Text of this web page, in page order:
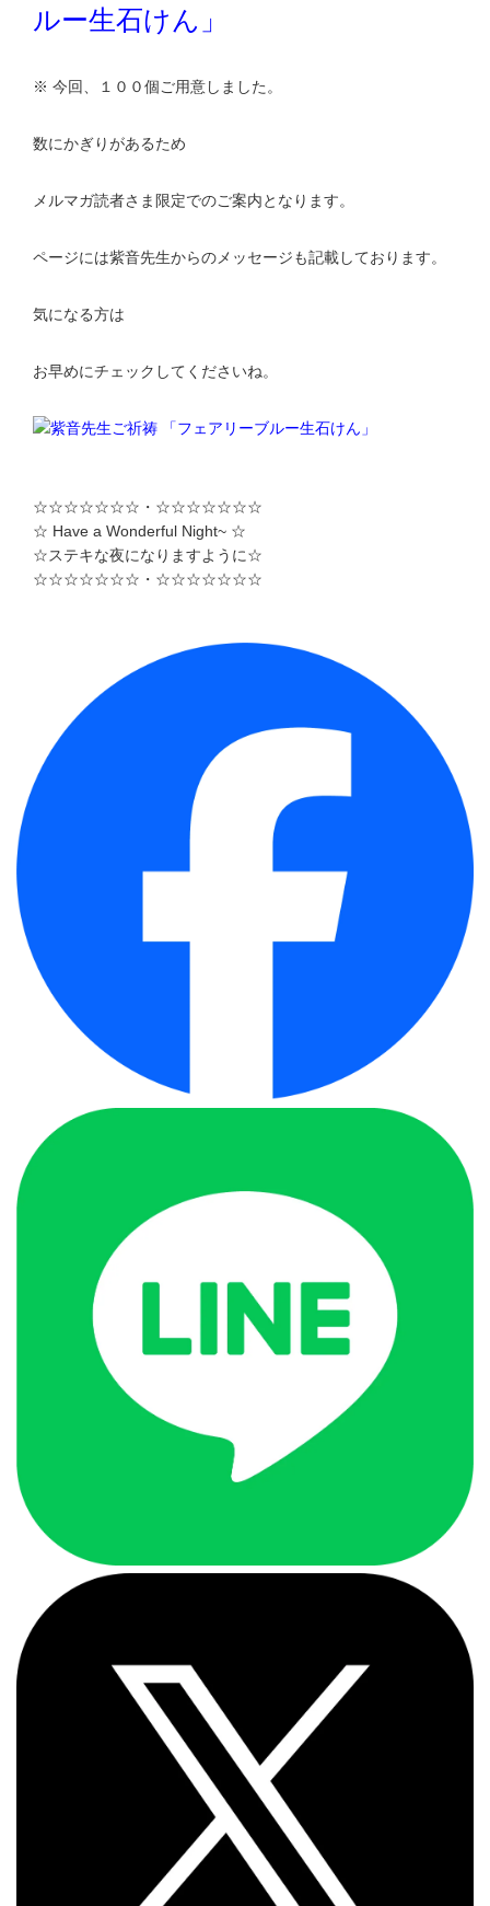
ルー生石けん」
※ 今回、１００個ご用意しました。
数にかぎりがあるため
メルマガ読者さま限定でのご案内となります。
ページには紫音先生からのメッセージも記載しております。
気になる方は
お早めにチェックしてくださいね。
☆☆☆☆☆☆☆・☆☆☆☆☆☆☆
☆ Have a Wonderful Night~ ☆
☆ステキな夜になりますように☆
☆☆☆☆☆☆☆・☆☆☆☆☆☆☆